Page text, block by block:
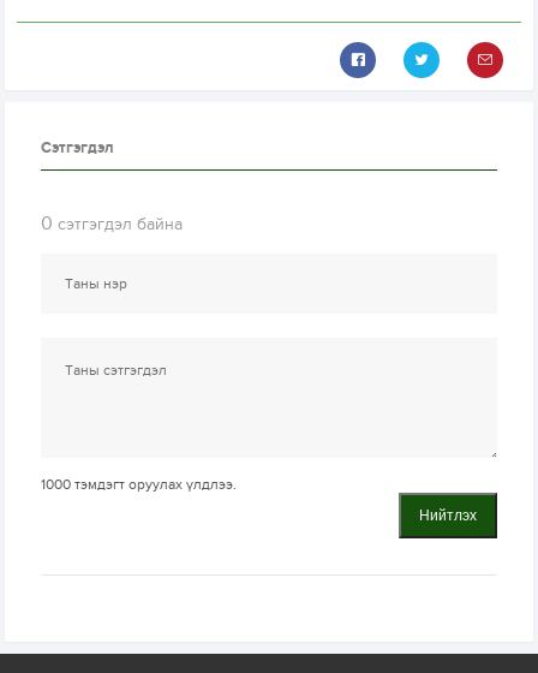
Сэтгэгдэл
0 сэтгэгдэл байна
1000 тэмдэгт оруулах үлдлээ.
Нийтлэх